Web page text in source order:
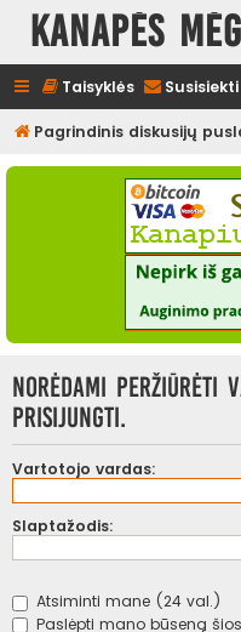
Kanapės
Taisyklės
Pagrindinis diskusijų
Norėdami peržiūrėti
prisijungti.
Vartotojo vardas:
Slaptažodis:
Atsiminti mane (24 val.)
Paslėpti mano būseną